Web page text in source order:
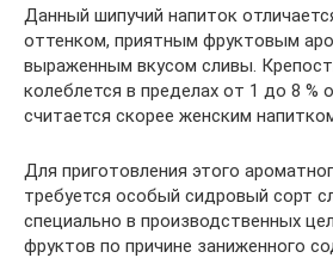
Данный шипучий напиток
оттенком, приятным фруктовым
выраженным вкусом сливы.
колеблется в пределах от 1 до 8 %
считается скорее женским
Для приготовления этого
требуется особый сидровый сорт
специально в производственных
фруктов по причине заниженного